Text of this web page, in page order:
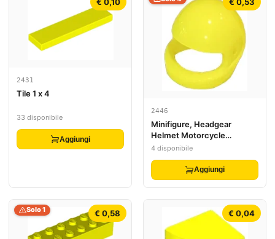
€ 0,10
2431
Tile 1 x 4
33 disponibile
Aggiungi
€ 0,53
2446
Minifigure, Headgear
Helmet Motorcycle
(Standard)
4 disponibile
Aggiungi
€ 0,58
Solo 1 € 0,04